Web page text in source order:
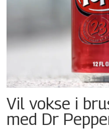
Vil vokse i
med Dr